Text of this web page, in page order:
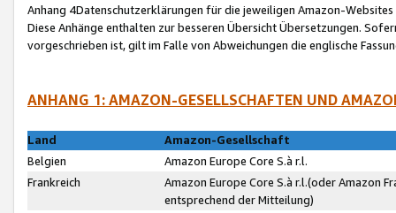
Anhang 4Datenschutzerklärungen für die jeweiligen Amazon-Websites
Diese Anhänge enthalten zur besseren Übersicht Übersetzungen.
vorgeschrieben ist, gilt im Falle von Abweichungen die englische
ANHANG 1: AMAZON-GESELLSCHAFTEN UND
Land
Amazon-Gesellschaft
Belgien
Amazon Europe Core S.à r.l.
Frankreich
Amazon Europe Core S.à r.l.(oder Amazon
entsprechend der Mitteilung)